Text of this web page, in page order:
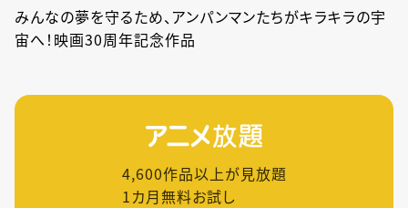
みんなの夢を守るため、アンパンマンたちがキラキラの宇
宙へ！映画30周年記念作品
4,600作品以上が見放題
1カ月無料お試し